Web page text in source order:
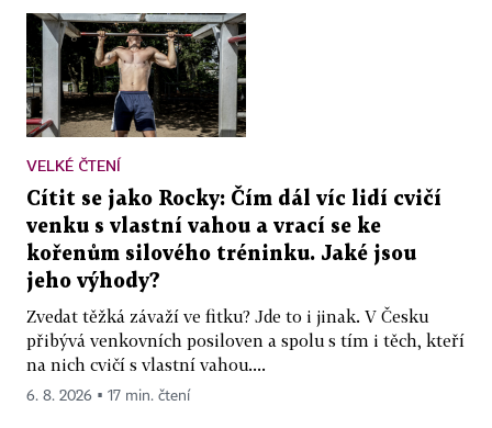
Železniční motorový vůz M 290.001 - Slovenská
strela;
d) v Praze
Zlomek latinského překladu Kroniky tak řečeného
Dalimila;
e) v kraji Vysočina
Přemyslovský krucifix z Jihlavy.
Zdroj: ČTK
VELKÉ ČTENÍ
Cítit se jako Rocky: Čím dál víc lidí cvičí
venku s vlastní vahou a vrací se ke
kořenům silového tréninku. Jaké jsou
jeho výhody?
Zvedat těžká závaží ve fitku? Jde to i jinak. V Česku
přibývá venkovních posiloven a spolu s tím i těch, kteří
na nich cvičí s vlastní vahou....
6. 8. 2026 ▪ 17 min. čtení